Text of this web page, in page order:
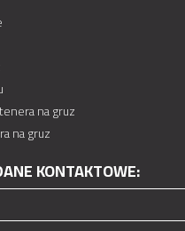
na gruz
na gruz
KONTAKTOWE: